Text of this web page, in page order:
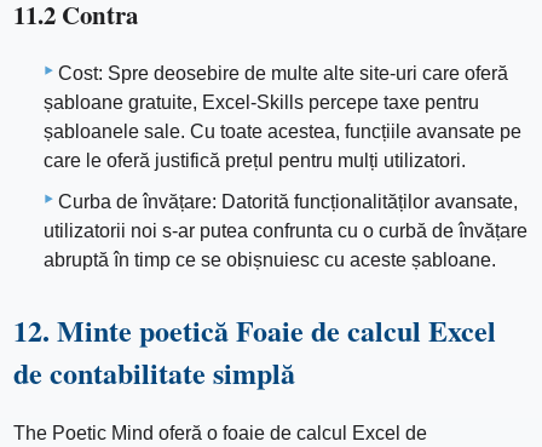
11.2 Contra
Cost: Spre deosebire de multe alte site-uri care oferă
șabloane gratuite, Excel-Skills percepe taxe pentru
șabloanele sale. Cu toate acestea, funcțiile avansate pe
care le oferă justifică prețul pentru mulți utilizatori.
Curba de învățare: Datorită funcționalităților avansate,
utilizatorii noi s-ar putea confrunta cu o curbă de învățare
abruptă în timp ce se obișnuiesc cu aceste șabloane.
12. Minte poetică Foaie de calcul Excel
de contabilitate simplă
The Poetic Mind oferă o foaie de calcul Excel de